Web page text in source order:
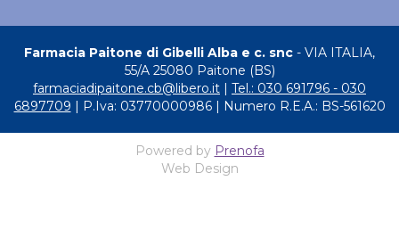
Farmacia Paitone di Gibelli Alba e c. snc - VIA ITALIA,
55/A 25080 Paitone (BS)
farmaciadipaitone.cb@libero.it
Tel.: 030 691796 - 030
6897709 | P.Iva: 03770000986 | Numero R.E.A.: BS-561620
Powered by Prenofa
Web Design